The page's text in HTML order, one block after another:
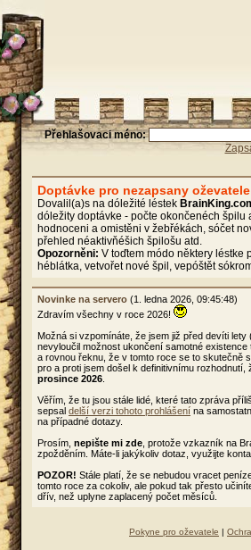
Přehlašovaci méno:
Doptávke pro nezapsany oževatele
Dovalil(a)s na dóležité léstek
dóležity doptávke - počte okončenéch
hodnoceni a omistěni v žebřékách, sóčet
přehled néaktivňéšich špilošu atd.
Opozorněni: V toďtem módo některy léstke
héblátka, vetvořet nové špil, vepóštět
Novinke na servero (1. ledna 2026, 09:45:48)
Zdravím všechny v roce 2026!
Možná si vzpomínáte, že jsem již před devíti lety
nevyloučil možnost ukončení samotné
a rovnou řeknu, že v tomto roce se to skutečně
pro a proti jsem došel k definitivnímu
prosince 2026
Věřím, že tu jsou stále lidé, které tato zpráva
sepsal delší verzi tohoto prohlášení na
na případné dotazy.
Prosím, nepište mi zde , protože vzkazník na
zpožděním. Máte-li jakýkoliv dotaz, využijte
POZOR! Stále platí, že se nebudou vracet
tomto roce za cokoliv, ale pokud tak přesto
dřív, než uplyne zaplacený počet měsíců.
Pokyne pro oževatele |